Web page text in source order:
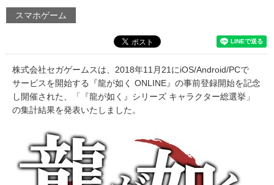
スマホゲーム
株式会社セガゲームスは、2018年11月21にiOS/Android/PCで
サービスを開始する『龍が如く ONLINE』の事前登録開始を記念
し開催された、「『龍が如く』シリーズ キャラクター総選挙」
の集計結果を発表いたしました。